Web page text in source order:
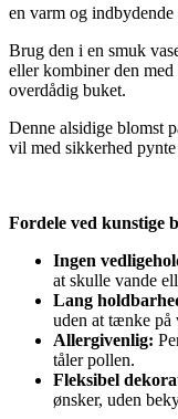
en varm og
Brug den i en smuk
eller kombiner den
overdådig buket.
Denne alsidige blomst
vil med sikkerhed
Fordele ved kunstige
Ingen
at skulle vande
Lang
uden at tænke på
Allergivenlig:
tåler pollen.
Fleksibel
ønsker, uden